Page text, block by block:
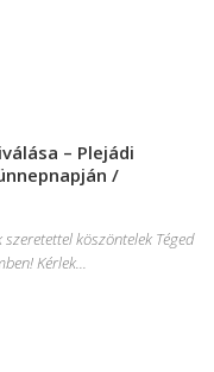
– Plejádi
/
szeretettel köszöntelek Téged
Kérlek...